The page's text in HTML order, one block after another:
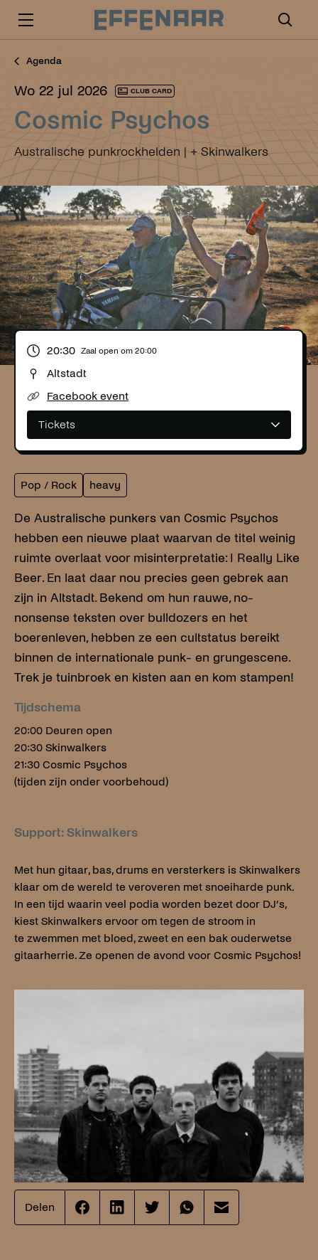
Agenda
wo 22 jul 2026 CLUB CARD
Cosmic Psychos
Australische punkrockhelden | + Skinwalkers
20:30 Zaal open om 20:00
Altstadt
Facebook event
Tickets
Pop / Rock heavy
De Australische punkers van Cosmic Psychos
hebben een nieuwe plaat waarvan de titel weinig
ruimte overlaat voor misinterpretatie: I Really Like
Beer. En laat daar nou precies geen gebrek aan
zijn in Altstadt. Bekend om hun rauwe, no-
nonsense teksten over bulldozers en het
boerenleven, hebben ze een cultstatus bereikt
binnen de internationale punk- en grungescene.
Trek je tuinbroek en kisten aan en kom stampen!
Tijdschema
20:00 Deuren open
20:30 Skinwalkers
21:30 Cosmic Psychos
(tijden zijn onder voorbehoud)
Support: Skinwalkers
Met hun gitaar, bas, drums en versterkers is Skinwalkers
klaar om de wereld te veroveren met snoeiharde punk.
In een tijd waarin veel podia worden bezet door DJ’s,
kiest Skinwalkers ervoor om tegen de stroom in
te zwemmen met bloed, zweet en een bak ouderwetse
gitaarherrie. Ze openen de avond voor Cosmic Psychos!
Delen
Effenaar
op
Effenaar
op
Effenaar
op
Effenaar
op
Effenaar
op